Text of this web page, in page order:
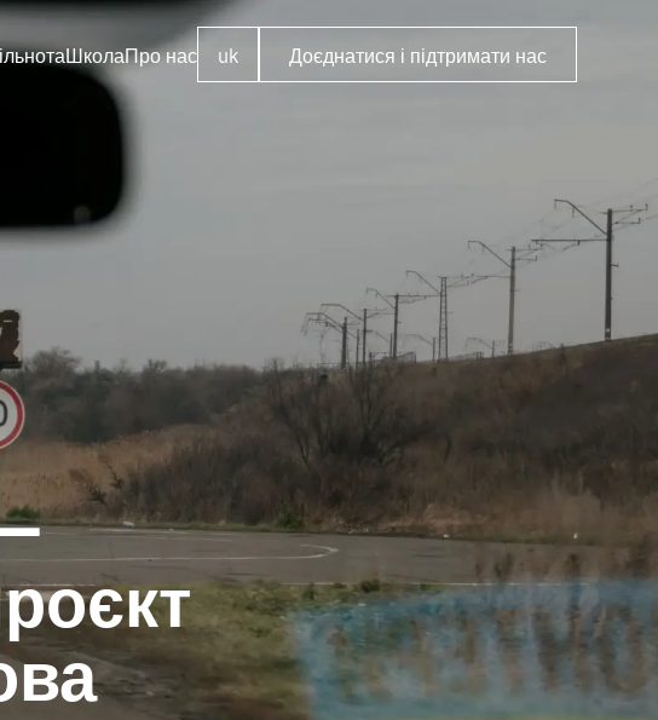
ШколаПро нас uk Доєднатися і підтримати нас